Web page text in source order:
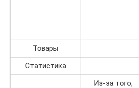
Товары
Статистика
Из-за того,